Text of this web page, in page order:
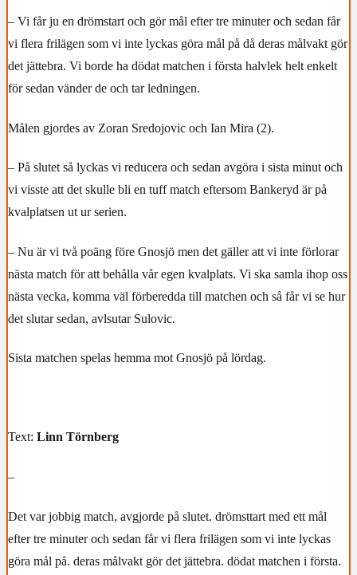
– Vi får ju en drömstart och gör mål efter tre minuter och sedan får
vi flera frilägen som vi inte lyckas göra mål på då deras målvakt gör
det jättebra. Vi borde ha dödat matchen i första halvlek helt enkelt
för sedan vänder de och tar ledningen.
Målen gjordes av Zoran Sredojovic och Ian Mira (2).
– På slutet så lyckas vi reducera och sedan avgöra i sista minut och
vi visste att det skulle bli en tuff match eftersom Bankeryd är på
kvalplatsen ut ur serien.
– Nu är vi två poäng före Gnosjö men det gäller att vi inte förlorar
nästa match för att behålla vår egen kvalplats. Vi ska samla ihop oss
nästa vecka, komma väl förberedda till matchen och så får vi se hur
det slutar sedan, avlsutar Sulovic.
Sista matchen spelas hemma mot Gnosjö på lördag.
Text: Linn Törnberg
–
Det var jobbig match, avgjorde på slutet. drömsttart med ett mål
efter tre minuter och sedan får vi flera frilägen som vi inte lyckas
göra mål på. deras målvakt gör det jättebra. dödat matchen i första.